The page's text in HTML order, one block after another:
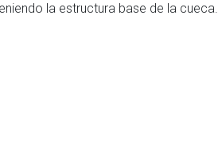
la estructura base de la cueca.